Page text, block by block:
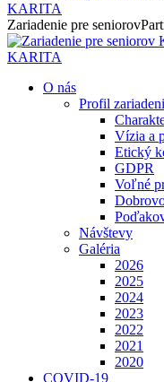
KARITA
Zariadenie pre seniorov
KARITA
O nás
Profil
Vízia a
Etický
GDPR
Voľné
Návštevy
Galéria
2026
2025
2024
2023
2022
2021
2020
COVID-19